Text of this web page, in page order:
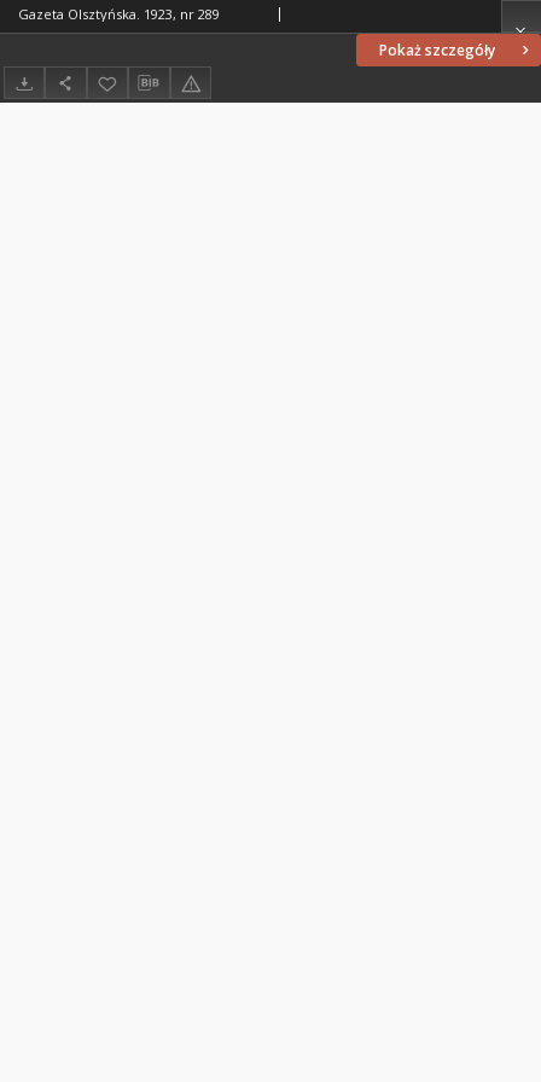
Pokaż szczegóły
Gazeta Olsztyńska. 1923, nr 289